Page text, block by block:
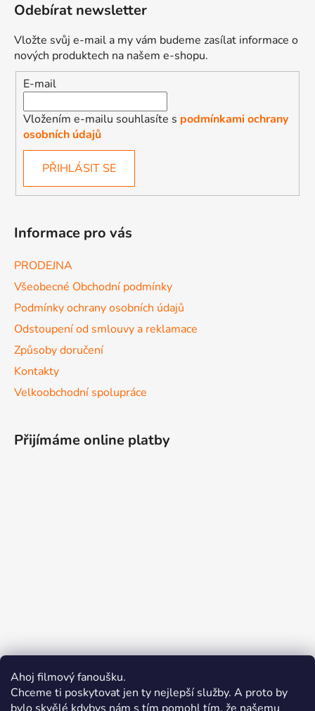
Ahoj filmový fanoušku.
Chceme ti poskytovat jen ty nejlepší služby. A proto by
Odebírat newsletter
Vložte svůj e-mail a my vám budeme zasílat informace o
nových produktech na našem e-shopu.
E-mail
Vložením e-mailu souhlasíte s podmínkami ochrany
osobních údajů
PŘIHLÁSIT SE
Informace pro vás
PRODEJNA
Všeobecné Obchodní podmínky
Podmínky ochrany osobních údajů
Odstoupení od smlouvy a reklamace
Způsoby doručení
Kontakty
Velkoobchodní spolupráce
Přijímáme online platby